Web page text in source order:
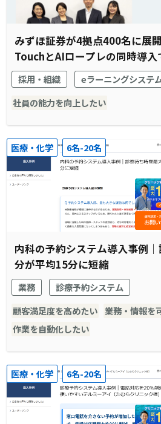
みずほ証券が4拠点400名に展
TouchとAIロープレの同時導入
「待機時間」を解消
採用・組織
eラーニングシステ
社員の能力を向上したい
医療・化学 6名-20名
内科の予約システム導入事例
分が平均15分に短縮
業務
診療予約システム
顧客満足度を高めたい 業務・情報を
作業を自動化したい
医療・化学 6名-20名